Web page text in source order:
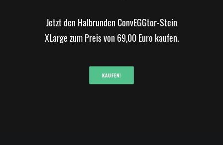
Jetzt den Halbrunden ConvEGGtor-Stein
XLarge zum Preis von 69,00 Euro kaufen.
KAUFEN!